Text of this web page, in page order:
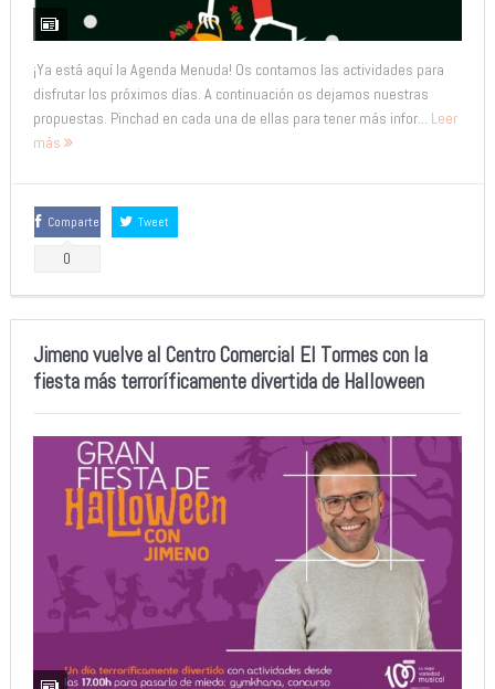
¡Ya está aquí la Agenda Menuda! Os contamos las actividades para
disfrutar los próximos días. A continuación os dejamos nuestras
propuestas. Pinchad en cada una de ellas para tener más infor... Leer
más
Comparte
0
Tweet
Jimeno vuelve al Centro Comercial El Tormes con la
fiesta más terroríficamente divertida de Halloween